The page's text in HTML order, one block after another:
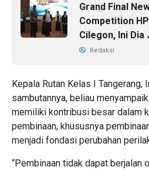
Grand Final
Competition
Cilegon, Ini Dia
Redaksi
Kepala Rutan Kelas I Tangerang,
sambutannya, beliau
memiliki kontribusi besar dalam
pembinaan, khususnya
menjadi fondasi perubahan
“Pembinaan tidak dapat berjalan